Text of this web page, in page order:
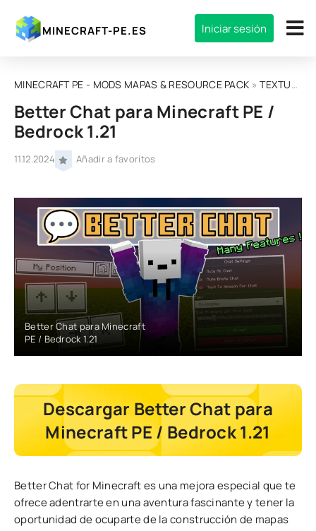
MINECRAFT-PE.ES Iniciar sesión
MINECRAFT PE - MODS MAPAS & RESOURCE PACK »TEXTURAS
Better Chat para Minecraft PE /
Bedrock 1.21
11.12.2024 Añadir a favoritos
Better Chat para Minecraft
PE / Bedrock 1.21
Descargar Better Chat para
Minecraft PE / Bedrock 1.21
Better Chat for Minecraft es una mejora especial que te
ofrece adentrarte en una aventura fascinante y tener la
oportunidad de ocuparte de la construcción de mapas